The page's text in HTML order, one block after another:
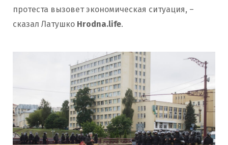
протеста вызовет экономическая ситуация, –
сказал Латушко Hrodna.life.